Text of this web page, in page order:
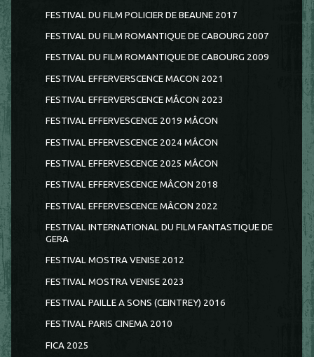
FESTIVAL DU FILM POLICIER DE BEAUNE 2017
FESTIVAL DU FILM ROMANTIQUE DE CABOURG 2007
FESTIVAL DU FILM ROMANTIQUE DE CABOURG 2009
FESTIVAL EFFERVERSCENCE MACON 2021
FESTIVAL EFFERVERSCENCE MÂCON 2023
FESTIVAL EFFERVESCENCE 2019 MÂCON
FESTIVAL EFFERVESCENCE 2024 MÂCON
FESTIVAL EFFERVESCENCE 2025 MÂCON
FESTIVAL EFFERVESCENCE MÂCON 2018
FESTIVAL EFFERVESCENCE MÂCON 2022
FESTIVAL INTERNATIONAL DU FILM FANTASTIQUE DE
GERA
FESTIVAL MOSTRA VENISE 2012
FESTIVAL MOSTRA VENISE 2023
FESTIVAL PAILLE A SONS (CEINTREY) 2016
FESTIVAL PARIS CINEMA 2010
FICA 2025